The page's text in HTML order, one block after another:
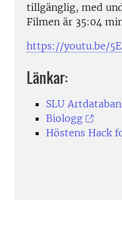
tillgänglig, med
Filmen är 35:04
https://youtu.be/
Länkar:
SLU
Biologg
Höstens Hack